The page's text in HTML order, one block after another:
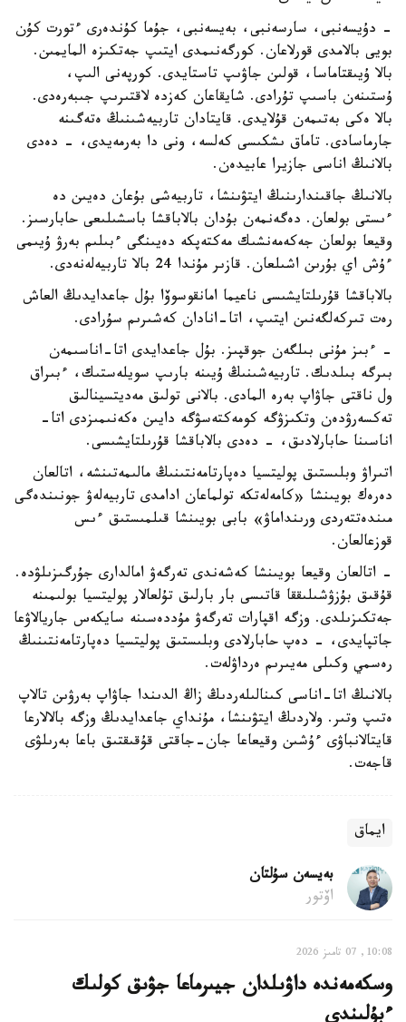
- دۇيسەنبى، سارسەنبى، بەيسەنبى، جۇما كۇندەرى ءتورت كۇن
بويى بالامدى قورلاعان. كورگەنىمدى ايتىپ جەتكىزە المايمىن.
بالا ۇيىقتاماسا، قولىن جاۋىپ تاستايدى. كورپەنى الىپ،
ۇستىنەن باسىپ تۇرادى. شايقاعان كەزدە لاقتىرىپ جىبەرەدى.
بالا ەكى بەتىمەن قۇلايدى. قايتادان تاربيەشىنىڭ ەتەگىنە
جارماسادى. تاماق ىشكىسى كەلسە، ونى دا بەرمەيدى، - دەدى
بالانىڭ اناسى جازيرا عابيدەن.
بالانىڭ جاقىندارىنىڭ ايتۋىنشا، تاربيەشى بۇعان دەيىن دە
ءىستى بولعان. دەگەنمەن بۇدان بالاباقشا باسشىلىعى حابارسىز.
وقيعا بولعان جەكەمەنشىك مەكتەپكە دەيىنگى ءبىلىم بەرۋ ۇيىمى
ءۇش اي بۇرىن اشىلعان. قازىر مۇندا 24 بالا تاربيەلەنەدى.
بالاباقشا قۇرىلتايشىسى ناعيما امانقوسوۆا بۇل جاعدايدىڭ العاش
رەت تىركەلگەنىن ايتىپ، اتا-انادان كەشىرىم سۇرادى.
- ءبىز مۇنى بىلگەن جوقپىز. بۇل جاعدايدى اتا-اناسىمەن
بىرگە بىلدىك. تاربيەشىنىڭ ۇيىنە بارىپ سويلەستىك، ءبىراق
ول ناقتى جاۋاپ بەرە المادى. بالانى تولىق مەديتسينالىق
تەكسەرۋدەن وتكىزۋگە كومەكتەسۋگە دايىن ەكەنىمىزدى اتا-
اناسىنا حابارلادىق، - دەدى بالاباقشا قۇرىلتايشىسى.
اتىراۋ وبلىستىق پوليتسيا دەپارتامەنتىنىڭ مالىمەتىنشە، اتالعان
دەرەك بويىنشا «كامەلەتكە تولماعان ادامدى تاربيەلەۋ جونىندەگى
مىندەتتەردى ورىنداماۋ» بابى بويىنشا قىلمىستىق ءىس
قوزعالعان.
- اتالعان وقيعا بويىنشا كەشەندى تەرگەۋ امالدارى جۇرگىزىلۋدە.
قۇقىق بۇزۋشىلىققا قاتىسى بار بارلىق تۇلعالار پوليتسيا بولىمىنە
جەتكىزىلدى. وزگە اقپارات تەرگەۋ مۇددەسىنە سايكەس جاريالاۋعا
جاتپايدى، - دەپ حابارلادى وبلىستىق پوليتسيا دەپارتامەنتىنىڭ
رەسمي وكىلى مەيىرىم ەرداۋلەت.
بالانىڭ اتا-اناسى كىنالىلەردىڭ زاڭ الدىندا جاۋاپ بەرۋىن تالاپ
ەتىپ وتىر. ولاردىڭ ايتۋىنشا، مۇنداي جاعدايدىڭ وزگە بالالارعا
قايتالانباۋى ءۇشىن وقيعاعا جان-جاقتى قۇقىقتىق باعا بەرىلۋى
قاجەت.
ايماق
بەيسەن سۇلتان
اۆتور
10:08, 07 تامىز 2026
وسكەمەندە داۋىلدان جيىرماعا جۋىق كولىك